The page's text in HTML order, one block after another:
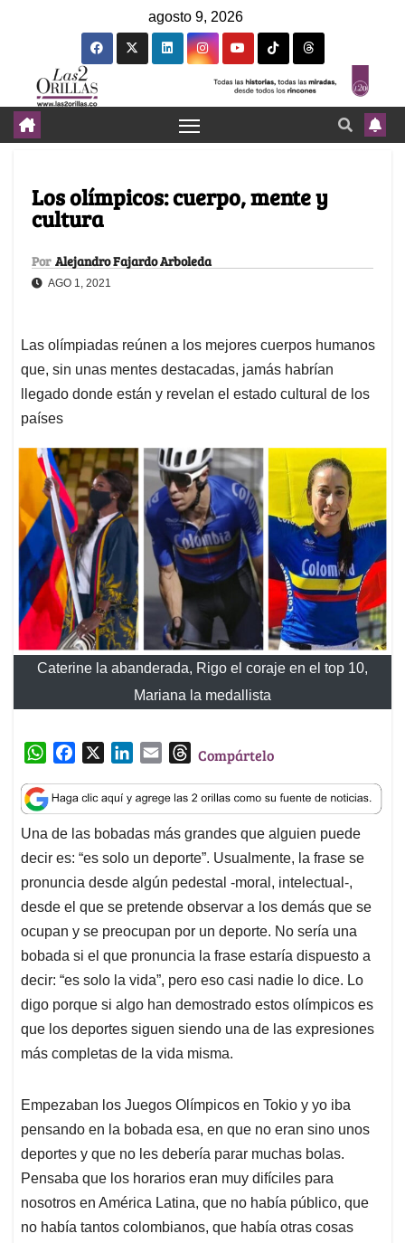
agosto 9, 2026
Los olímpicos: cuerpo, mente y
cultura
Por Alejandro Fajardo Arboleda
AGO 1, 2021
Las olímpiadas reúnen a los mejores cuerpos humanos
que, sin unas mentes destacadas, jamás habrían
llegado donde están y revelan el estado cultural de los
países
Caterine la abanderada, Rigo el coraje en el top 10,
Mariana la medallista
W
a
t
s
A
p
p
c
e
b
o
o
k
n
k
e
d
I
n
a
i
l
T
r
e
a
d
s
Compártelo
Una de las bobadas más grandes que alguien puede
decir es: “es solo un deporte”. Usualmente, la frase se
pronuncia desde algún pedestal -moral, intelectual-,
desde el que se pretende observar a los demás que se
ocupan y se preocupan por un deporte. No sería una
bobada si el que pronuncia la frase estaría dispuesto a
decir: “es solo la vida”, pero eso casi nadie lo dice. Lo
digo porque si algo han demostrado estos olímpicos es
que los deportes siguen siendo una de las expresiones
más completas de la vida misma.
Empezaban los Juegos Olímpicos en Tokio y yo iba
pensando en la bobada esa, en que no eran sino unos
deportes y que no les debería parar muchas bolas.
Pensaba que los horarios eran muy difíciles para
nosotros en América Latina, que no había público, que
no había tantos colombianos, que había otras cosas